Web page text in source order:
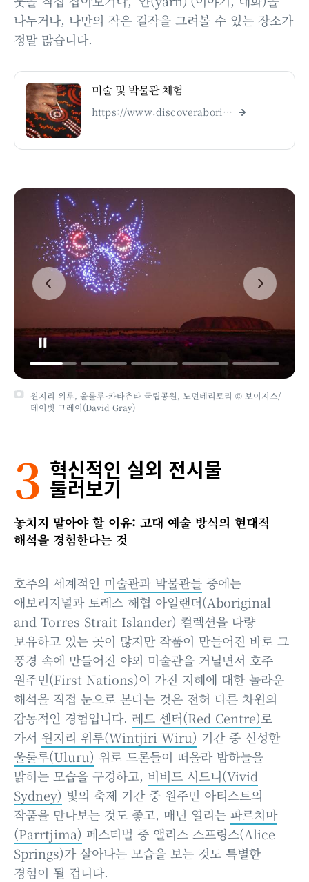
나누거나, 나만의 작은 걸작을 그려볼 수 있는 장소가
정말 많습니다.
미술 및 박물관 체험
https://www.discoveraboriginalexperiences.com/type/art-and-museum-experiences
윈지리 위루, 울룰루-카타츄타 국립공원, 노던테리토리 © 보이지스/
데이빗 그레이(David Gray)
3 혁신적인 실외 전시물
둘러보기
놓치지 말아야 할 이유: 고대 예술 방식의 현대적
해석을 경험한다는 것
호주의 세계적인 미술관과 박물관들 중에는
애보리지널과 토레스 해협 아일랜더(Aboriginal
and Torres Strait Islander) 컬렉션을 다량
보유하고 있는 곳이 많지만 작품이 만들어진 바로 그
풍경 속에 만들어진 야외 미술관을 거닐면서 호주
원주민(First Nations)이 가진 지혜에 대한 놀라운
해석을 직접 눈으로 본다는 것은 전혀 다른 차원의
감동적인 경험입니다. 레드 센터(Red Centre)로
가서 윈지리 위루(Wintjiri Wiru) 기간 중 신성한
울룰루(Uluru) 위로 드론들이 떠올라 밤하늘을
밝히는 모습을 구경하고, 비비드 시드니(Vivid
Sydney) 빛의 축제 기간 중 원주민 아티스트의
작품을 만나보는 것도 좋고, 매년 열리는 파르치마
(Parrtjima) 페스티벌 중 앨리스 스프링스(Alice
Springs)가 살아나는 모습을 보는 것도 특별한
경험이 될 겁니다.